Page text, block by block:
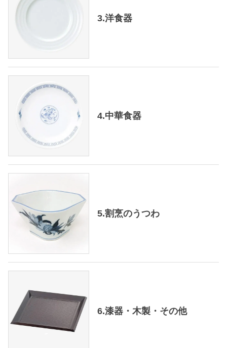
3.洋食器
4.中華食器
5.割烹のうつわ
6.漆器・木製・その他